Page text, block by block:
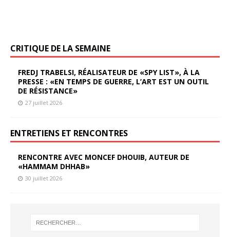
CRITIQUE DE LA SEMAINE
FREDJ TRABELSI, RÉALISATEUR DE «SPY LIST», À LA
PRESSE : «EN TEMPS DE GUERRE, L’ART EST UN OUTIL
DE RÉSISTANCE»
27 juillet 2026
ENTRETIENS ET RENCONTRES
RENCONTRE AVEC MONCEF DHOUIB, AUTEUR DE
«HAMMAM DHHAB»
30 juillet 2026